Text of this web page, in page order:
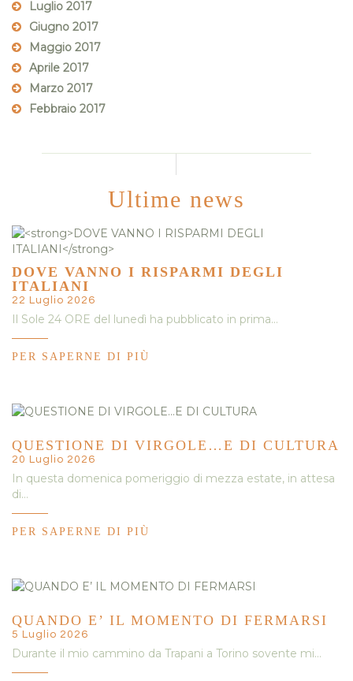
Luglio 2017
Giugno 2017
Maggio 2017
Aprile 2017
Marzo 2017
Febbraio 2017
Ultime news
DOVE VANNO I RISPARMI DEGLI
ITALIANI
22 Luglio 2026
Il Sole 24 ORE del lunedì ha pubblicato in prima…
PER SAPERNE DI PIÙ
QUESTIONE DI VIRGOLE…E DI CULTURA
20 Luglio 2026
In questa domenica pomeriggio di mezza estate, in attesa
di…
PER SAPERNE DI PIÙ
QUANDO E’ IL MOMENTO DI FERMARSI
5 Luglio 2026
Durante il mio cammino da Trapani a Torino sovente mi…